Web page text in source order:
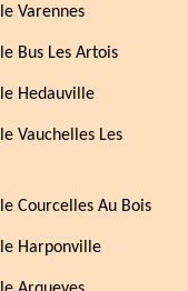
Varennes
Bus Les Artois
Hedauville
Vauchelles Les
Courcelles Au Bois
Harponville